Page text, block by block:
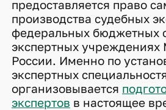
предоставляется право
производства судебных
федеральных бюджетных
экспертных учреждениях
России. Именно по
экспертных
организовывается
экспертов в настоящее